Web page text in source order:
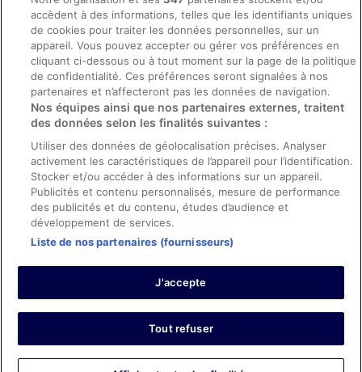
Directives de contenu et signalement de contenus
Aide
Soutien
Annuler votre réservation d’hôtel ou de propriété de vacances
Échéances de remboursement
Utiliser un coupon ebookers
Electron, CartaSi, Carte Bleue, PayPal et Eurocard.
© 2026 Expedia, Inc., une entreprise d’Expedia Group. Tous droits
réservés. ebookers et le logo ebookers sont des marques
commerciales ou des marques déposées d’Expedia, Inc.
accèdent à des informations, telles que les identifiants uniques
de cookies pour traiter les données personnelles, sur un
appareil. Vous pouvez accepter ou gérer vos préférences en
cliquant ci-dessous ou à tout moment sur la page de la politique
de confidentialité. Ces préférences seront signalées à nos
partenaires et n’affecteront pas les données de navigation.
Nos équipes ainsi que nos partenaires externes, traitent
des données selon les finalités suivantes :
Utiliser des données de géolocalisation précises. Analyser
activement les caractéristiques de l’appareil pour l’identification.
Stocker et/ou accéder à des informations sur un appareil.
Publicités et contenu personnalisés, mesure de performance
des publicités et du contenu, études d’audience et
développement de services.
Liste de nos partenaires (fournisseurs)
J'accepte
Tout refuser